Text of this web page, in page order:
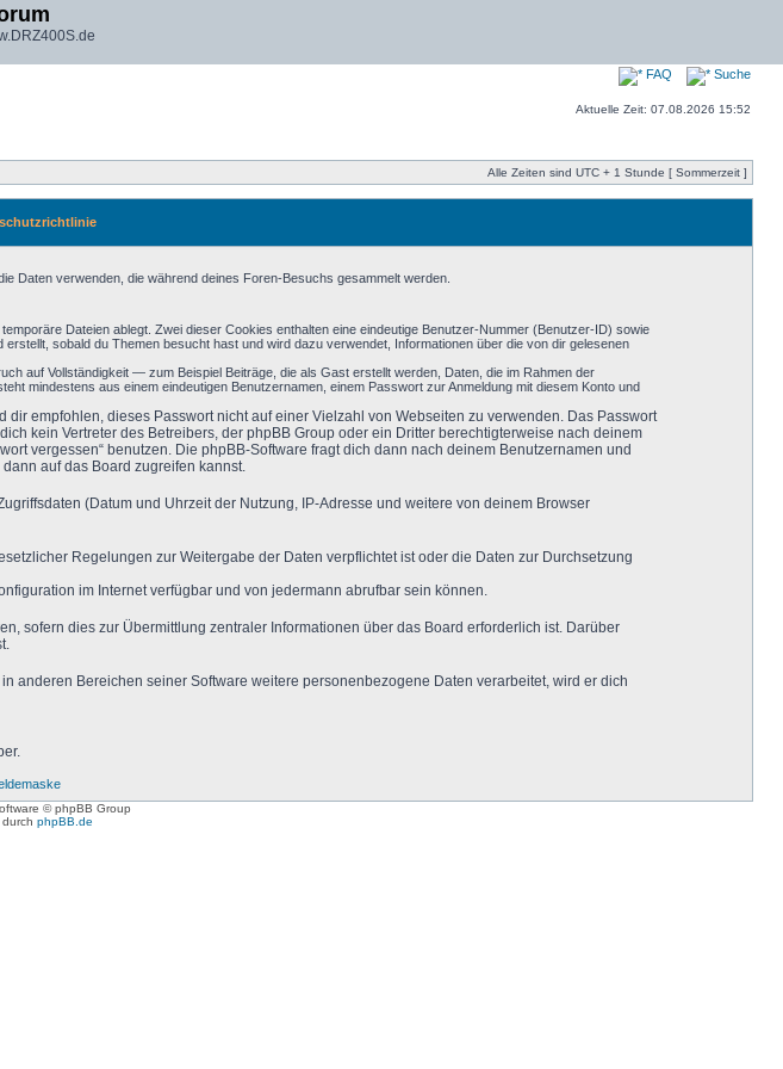
FAQ Suche
Aktuelle Zeit: 07.08.2026 15:52
Alle Zeiten sind UTC + 1 Stunde [ Sommerzeit ]
Daten verwenden, die während deines Foren-Besuchs gesammelt werden.
Dateien ablegt. Zwei dieser Cookies enthalten eine eindeutige Benutzer-Nummer (Benutzer-ID) sowie
sobald du Themen besucht hast und wird dazu verwendet, Informationen über die von dir gelesenen
auf Vollständigkeit — zum Beispiel Beiträge, die als Gast erstellt werden, Daten, die im Rahmen der
mindestens aus einem eindeutigen Benutzernamen, einem Passwort zur Anmeldung mit diesem Konto und
empfohlen, dieses Passwort nicht auf einer Vielzahl von Webseiten zu verwenden. Das Passwort
kein Vertreter des Betreibers, der phpBB Group oder ein Dritter berechtigterweise nach deinem
vergessen“ benutzen. Die phpBB-Software fragt dich dann nach deinem Benutzernamen und
auf das Board zugreifen kannst.
(Datum und Uhrzeit der Nutzung, IP-Adresse und weitere von deinem Browser
Regelungen zur Weitergabe der Daten verpflichtet ist oder die Daten zur Durchsetzung
im Internet verfügbar und von jedermann abrufbar sein können.
sofern dies zur Übermittlung zentraler Informationen über das Board erforderlich ist. Darüber
anderen Bereichen seiner Software weitere personenbezogene Daten verarbeitet, wird er dich
© phpBB Group
phpBB.de